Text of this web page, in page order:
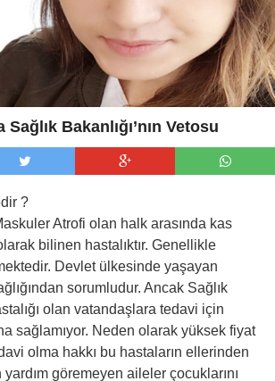
Bakanlığı’nın Vetosu
?
Atrofi olan halk arasında kas
bilinen hastalıktır. Genellikle
Devlet ülkesinde yaşayan
sorumludur. Ancak Sağlık
olan vatandaşlara tedavi için
sağlamıyor. Neden olarak yüksek fiyat
olma hakkı bu hastaların ellerinden
yardım göremeyen aileler çocuklarını